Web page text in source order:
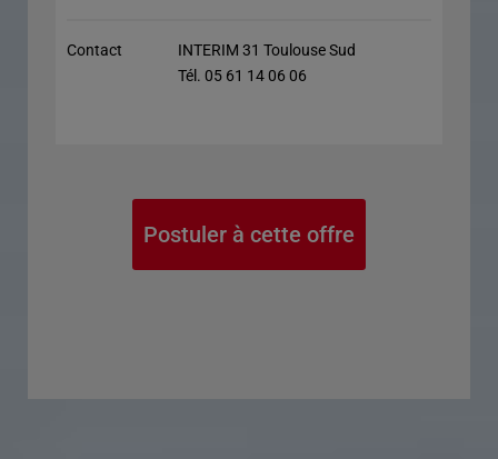
Contact
INTERIM 31 Toulouse Sud
Tél. 05 61 14 06 06
Postuler à cette offre